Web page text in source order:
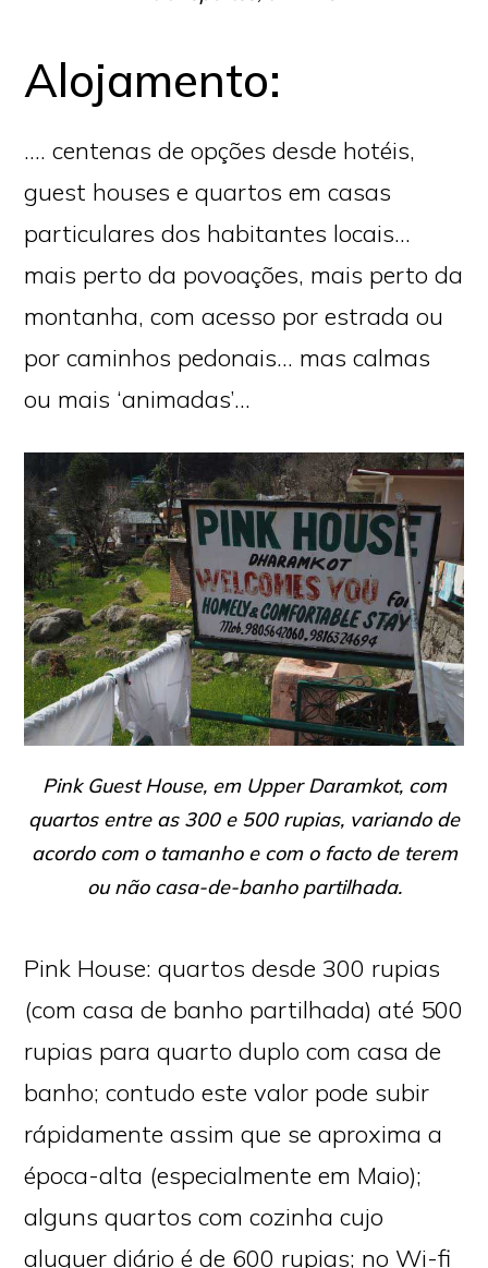
Alojamento:
…. centenas de opções desde hotéis,
guest houses e quartos em casas
particulares dos habitantes locais…
mais perto da povoações, mais perto da
montanha, com acesso por estrada ou
por caminhos pedonais… mas calmas
ou mais ‘animadas’…
Pink Guest House, em Upper Daramkot, com
quartos entre as 300 e 500 rupias, variando de
acordo com o tamanho e com o facto de terem
ou não casa-de-banho partilhada.
Pink House: quartos desde 300 rupias
(com casa de banho partilhada) até 500
rupias para quarto duplo com casa de
banho; contudo este valor pode subir
rápidamente assim que se aproxima a
época-alta (especialmente em Maio);
alguns quartos com cozinha cujo
aluguer diário é de 600 rupias; no Wi-fi